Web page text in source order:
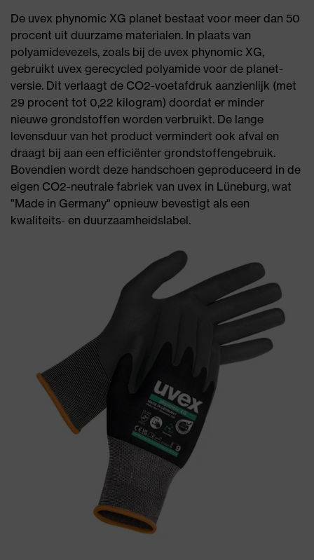
De uvex phynomic XG planet bestaat voor meer dan 50
procent uit duurzame materialen. In plaats van
polyamidevezels, zoals bij de uvex phynomic XG,
gebruikt uvex gerecycled polyamide voor de planet-
versie. Dit verlaagt de CO2-voetafdruk aanzienlijk (met
29 procent tot 0,22 kilogram) doordat er minder
nieuwe grondstoffen worden verbruikt. De lange
levensduur van het product vermindert ook afval en
draagt bij aan een efficiënter grondstoffengebruik.
Bovendien wordt deze handschoen geproduceerd in de
eigen CO2-neutrale fabriek van uvex in Lüneburg, wat
"Made in Germany" opnieuw bevestigt als een
kwaliteits- en duurzaamheidslabel.